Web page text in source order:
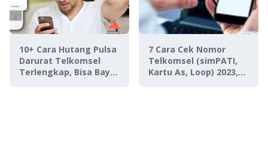
10+ Cara Hutang Pulsa
Darurat Telkomsel
Terlengkap, Bisa Bayar
7 Cara Cek Nomor
Telkomsel (simPATI,
Kartu As, Loop) 2023,